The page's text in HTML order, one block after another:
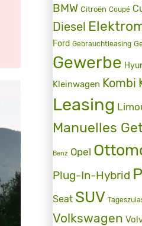
BMW Citroën Coupé
Diesel
Ford Gebrauchtleasing
Gewerbe
Kleinwagen Kombi
Leasing
Manuelles
Benz Opel
Plug-In-Hybrid
Seat SUV
Volkswagen